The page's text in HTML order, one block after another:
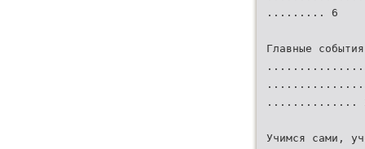
......... 6
Главные события
..............
Учимся сами,